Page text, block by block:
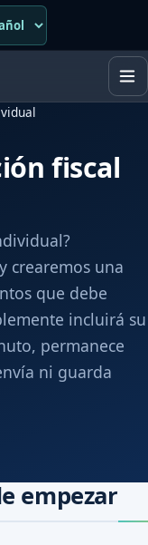
fiscal
crearemos una
que debe
incluirá su
permanece
ni guarda
empezar